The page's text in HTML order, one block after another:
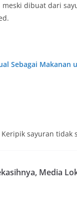
dibuat dari
Sebagai Makanan
sayuran tidak
Media